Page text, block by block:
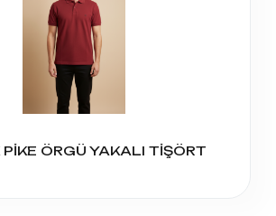
ÖRGÜ YAKALI TİŞÖRT